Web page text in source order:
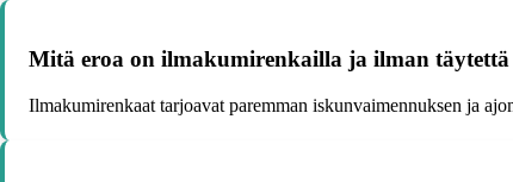
Mitä eroa on ilmakumirenkailla ja ilman
Ilmakumirenkaat tarjoavat paremman iskunvaimennuksen ja